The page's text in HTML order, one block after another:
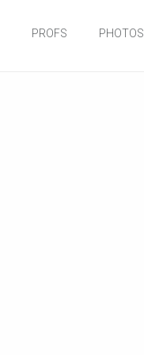
PROFS PHOTOS